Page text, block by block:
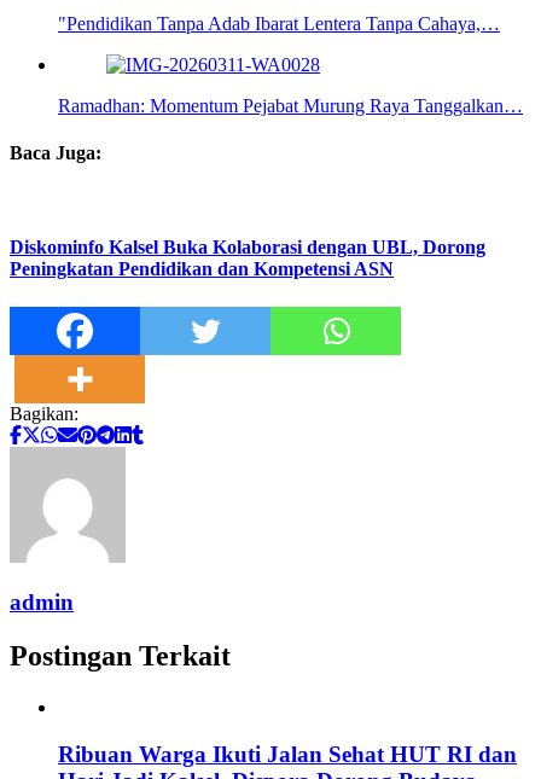
"Pendidikan Tanpa Adab Ibarat Lentera Tanpa Cahaya,…
Ramadhan: Momentum Pejabat Murung Raya Tanggalkan…
Baca Juga:
Diskominfo Kalsel Buka Kolaborasi dengan UBL, Dorong
Peningkatan Pendidikan dan Kompetensi ASN
Bagikan:
admin
Postingan Terkait
Ribuan Warga Ikuti Jalan Sehat HUT RI dan